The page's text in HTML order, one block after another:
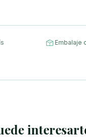
Embalaje